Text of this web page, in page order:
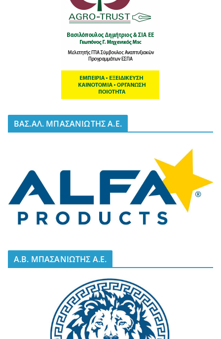
BΑΣ.ΑΛ. ΜΠΑΣΑΝΙΩΤΗΣ Α.Ε.
A.B. ΜΠΑΣΑΝΙΩΤΗΣ Α.Ε.